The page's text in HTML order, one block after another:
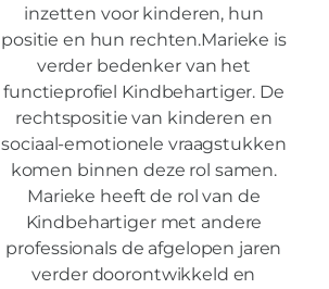
inzetten voor kinderen, hun
positie en hun rechten.Marieke is
verder bedenker van het
functieprofiel Kindbehartiger. De
rechtspositie van kinderen en
sociaal-emotionele vraagstukken
komen binnen deze rol samen.
Marieke heeft de rol van de
Kindbehartiger met andere
professionals de afgelopen jaren
verder doorontwikkeld en